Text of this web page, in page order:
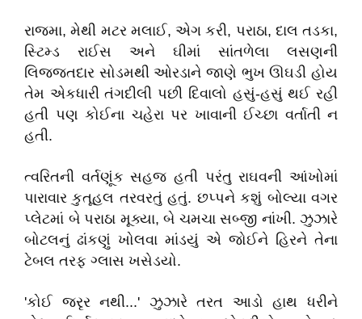
રાજમા,મેથી મટર મલાઈ, એગ કરી, પરાઠા, દાલ તડકા,
સ્ટિમ્ડ
રાઈસ અને ઘીમાં સાંતળેલા
લસણની
લિજ્જતદાર સોડમથી ઓરડાને જાણે ભુખ ઊઘડી હોય
તેમ એકધારી તંગદીલી પછી દિવાલો હસું-હસું થઈ રહી
હતી પણ કોઈના ચહેરા પર ખાવાની ઈચ્છા વર્તાતી ન
હતી.
ત્વરિતની વર્તણૂંક સહજ હતી પરંતુ રાઘવની આંખોમાં
પારાવાર કુતૂહલ તરવરતું હતું. છપ્પને કશું બોલ્યા વગર
પ્લેટમાં બે પરાઠા મૂક્યા, બે ચમચા સબ્જી નાંખી. ઝુઝારે
બોટલનું ઢાંકણું ખોલવા માંડયું એ જોઈને હિરને તેના
ટેબલ તરફ ગ્લાસ ખસેડયો.
'કોઈ જરૃર નથી...' ઝુઝારે તરત આડો હાથ
ધરીને